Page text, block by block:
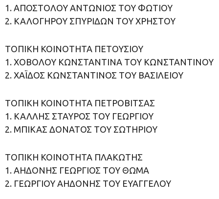
1. ΑΠΟΣΤΟΛΟΥ ΑΝΤΩΝΙΟΣ ΤΟΥ ΦΩΤΙΟΥ
2. ΚΑΛΟΓΗΡΟΥ ΣΠΥΡΙΔΩΝ ΤΟΥ ΧΡΗΣΤΟΥ
ΤΟΠΙΚΗ ΚΟΙΝΟΤΗΤΑ ΠΕΤΟΥΣΙΟΥ
1. ΧΟΒΟΛΟΥ ΚΩΝΣΤΑΝΤΙΝΑ ΤΟΥ ΚΩΝΣΤΑΝΤΙΝΟΥ
2. ΧΑΪΔΟΣ ΚΩΝΣΤΑΝΤΙΝΟΣ ΤΟΥ ΒΑΣΙΛΕΙΟΥ
ΤΟΠΙΚΗ ΚΟΙΝΟΤΗΤΑ ΠΕΤΡΟΒΙΤΣΑΣ
1. ΚΑΛΛΗΣ ΣΤΑΥΡΟΣ ΤΟΥ ΓΕΩΡΓΙΟΥ
2. ΜΠΙΚΑΣ ΔΟΝΑΤΟΣ ΤΟΥ ΣΩΤΗΡΙΟΥ
ΤΟΠΙΚΗ ΚΟΙΝΟΤΗΤΑ ΠΛΑΚΩΤΗΣ
1. ΑΗΔΟΝΗΣ ΓΕΩΡΓΙΟΣ ΤΟΥ ΘΩΜΑ
2. ΓΕΩΡΓΙΟΥ ΑΗΔΟΝΗΣ ΤΟΥ ΕΥΑΓΓΕΛΟΥ